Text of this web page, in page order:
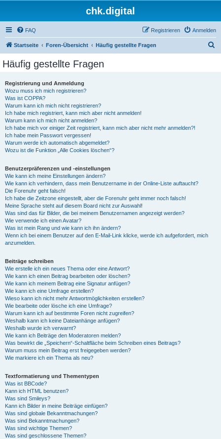
chk.digital
FAQ Anmelden
Registrieren
Startseite Foren-Übersicht Häufig gestellte Fragen
Häufig gestellte Fragen
Registrierung und Anmeldung
Wozu muss ich mich registrieren?
Was ist COPPA?
Warum kann ich mich nicht registrieren?
Ich habe mich registriert, kann mich aber nicht anmelden!
Warum kann ich mich nicht anmelden?
Ich habe mich vor einiger Zeit registriert, kann mich aber nicht mehr anmelden?!
Ich habe mein Passwort vergessen!
Warum werde ich automatisch abgemeldet?
Wozu ist die Funktion „Alle Cookies löschen“?
Benutzerpräferenzen und -einstellungen
Wie kann ich meine Einstellungen ändern?
Wie kann ich verhindern, dass mein Benutzername in der Online-Liste auftaucht?
Die Forenuhr geht falsch!
Ich habe die Zeitzone eingestellt, aber die Forenuhr geht immer noch falsch!
Meine Sprache steht auf diesem Board nicht zur Auswahl!
Was sind das für Bilder, die bei meinem Benutzernamen angezeigt werden?
Wie verwende ich einen Avatar?
Was ist mein Rang und wie kann ich ihn ändern?
Wenn ich bei einem Benutzer auf den E-Mail-Link klicke, werde ich aufgefordert, mich
anzumelden.
Beiträge schreiben
Wie erstelle ich ein neues Thema oder eine Antwort?
Wie kann ich einen Beitrag bearbeiten oder löschen?
Wie kann ich meinem Beitrag eine Signatur anfügen?
Wie kann ich eine Umfrage erstellen?
Wieso kann ich nicht mehr Antwortmöglichkeiten erstellen?
Wie bearbeite oder lösche ich eine Umfrage?
Warum kann ich auf bestimmte Foren nicht zugreifen?
Weshalb kann ich keine Dateianhänge anfügen?
Weshalb wurde ich verwarnt?
Wie kann ich Beiträge den Moderatoren melden?
Was bewirkt die „Speichern“-Schaltfläche beim Schreiben eines Beitrags?
Warum muss mein Beitrag erst freigegeben werden?
Wie markiere ich ein Thema als neu?
Textformatierung und Thementypen
Was ist BBCode?
Kann ich HTML benutzen?
Was sind Smileys?
Kann ich Bilder in meine Beiträge einfügen?
Was sind globale Bekanntmachungen?
Was sind Bekanntmachungen?
Was sind wichtige Themen?
Was sind geschlossene Themen?